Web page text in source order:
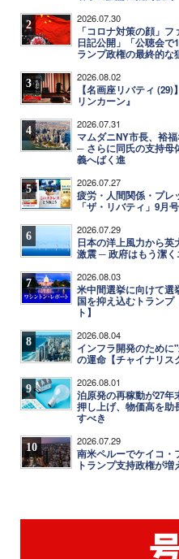
2 2026.07.30
「コロナ対策の顔」
日記公開」「公聴会で
ランプ政権の最終的な
3 2026.08.02
【名画座リバティ
リンカーン』
4 2026.07.31
マムダニNY市長、裕
─ さらに同氏の支持母
義へばく進
5 2026.07.27
疲労・人間関係・プ
「ザ・リバティ」9月
6 2026.07.29
日本の洋上風力から英
激震 ─ 政府はもう潔
7 2026.08.03
米中間選挙に向けて選
国を抑え込むトラン
ト】
8 2026.08.04
インフラ開発のため
の運命【チャイナリス
9 2026.08.01
泊原発の再稼動が27
押し上げ、物価高を助
すべき
10 2026.07.29
南米ペルーでケイコ・
トランプ支持政権が増